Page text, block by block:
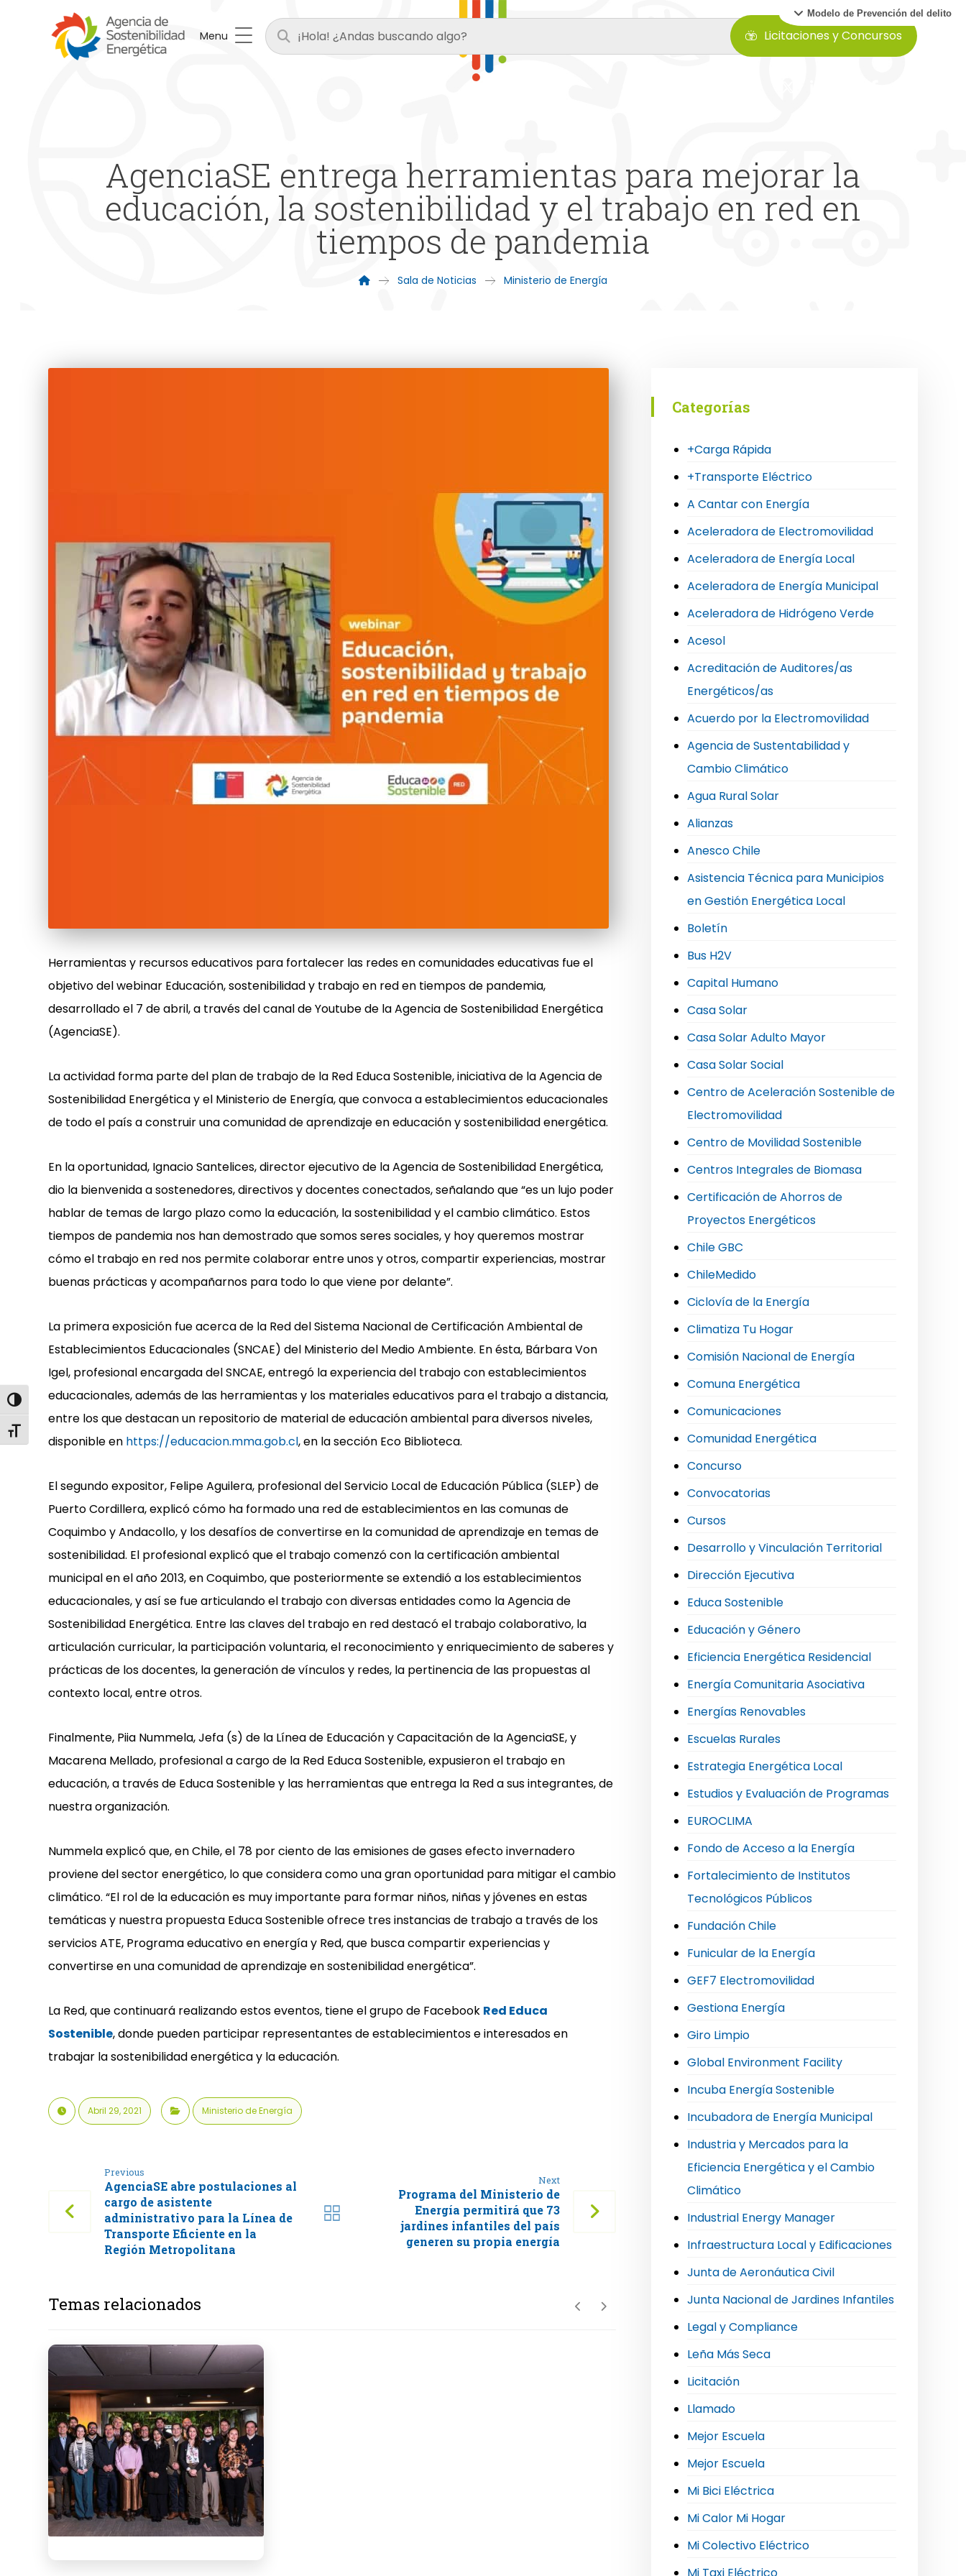
Alternar alto contraste
Alternar tamaño de letra
Modelo de Prevención del delito
Menu Licitaciones y Concursos
AgenciaSE entrega herramientas para mejorar la
educación, la sostenibilidad y el trabajo en red en
tiempos de pandemia
Sala de Noticias Ministerio de Energía
Herramientas y recursos educativos para fortalecer las redes en comunidades educativas fue el
objetivo del webinar Educación, sostenibilidad y trabajo en red en tiempos de pandemia,
desarrollado el 7 de abril, a través del canal de Youtube de la Agencia de Sostenibilidad Energética
(AgenciaSE).
La actividad forma parte del plan de trabajo de la Red Educa Sostenible, iniciativa de la Agencia de
Sostenibilidad Energética y el Ministerio de Energía, que convoca a establecimientos educacionales
de todo el país a construir una comunidad de aprendizaje en educación y sostenibilidad energética.
En la oportunidad, Ignacio Santelices, director ejecutivo de la Agencia de Sostenibilidad Energética,
dio la bienvenida a sostenedores, directivos y docentes conectados, señalando que “es un lujo poder
hablar de temas de largo plazo como la educación, la sostenibilidad y el cambio climático. Estos
tiempos de pandemia nos han demostrado que somos seres sociales, y hoy queremos mostrar
cómo el trabajo en red nos permite colaborar entre unos y otros, compartir experiencias, mostrar
buenas prácticas y acompañarnos para todo lo que viene por delante”.
La primera exposición fue acerca de la Red del Sistema Nacional de Certificación Ambiental de
Establecimientos Educacionales (SNCAE) del Ministerio del Medio Ambiente. En ésta, Bárbara Von
Igel, profesional encargada del SNCAE, entregó la experiencia del trabajo con establecimientos
educacionales, además de las herramientas y los materiales educativos para el trabajo a distancia,
entre los que destacan un repositorio de material de educación ambiental para diversos niveles,
disponible en https://educacion.mma.gob.cl,en la sección Eco Biblioteca.
El segundo expositor, Felipe Aguilera, profesional del Servicio Local de Educación Pública (SLEP) de
Puerto Cordillera, explicó cómo ha formado una red de establecimientos en las comunas de
Coquimbo y Andacollo, y los desafíos de convertirse en la comunidad de aprendizaje en temas de
sostenibilidad. El profesional explicó que el trabajo comenzó con la certificación ambiental
municipal en el año 2013, en Coquimbo, que posteriormente se extendió a los establecimientos
educacionales, y así se fue articulando el trabajo con diversas entidades como la Agencia de
Sostenibilidad Energética. Entre las claves del trabajo en red destacó el trabajo colaborativo, la
articulación curricular, la participación voluntaria, el reconocimiento y enriquecimiento de saberes y
prácticas de los docentes, la generación de vínculos y redes, la pertinencia de las propuestas al
contexto local, entre otros.
Finalmente, Piia Nummela, Jefa (s) de la Línea de Educación y Capacitación de la AgenciaSE, y
Macarena Mellado, profesional a cargo de la Red Educa Sostenible, expusieron el trabajo en
educación, a través de Educa Sostenible y las herramientas que entrega la Red a sus integrantes, de
nuestra organización.
Nummela explicó que, en Chile, el 78 por ciento de las emisiones de gases efecto invernadero
proviene del sector energético, lo que considera como una gran oportunidad para mitigar el cambio
climático. “El rol de la educación es muy importante para formar niños, niñas y jóvenes en estas
temáticas y nuestra propuesta Educa Sostenible ofrece tres instancias de trabajo a través de los
servicios ATE, Programa educativo en energía y Red, que busca compartir experiencias y
convertirse en una comunidad de aprendizaje en sostenibilidad energética”.
La Red, que continuará realizando estos eventos, tiene el grupo de Facebook Red Educa
Sostenible, donde pueden participar representantes de establecimientos e interesados en
trabajar la sostenibilidad energética y la educación.
Abril 29, 2021 Ministerio de Energía
Previous
AgenciaSE abre postulaciones al
cargo de asistente
administrativo para la Línea de
Transporte Eficiente en la
Región Metropolitana
Next
Programa del Ministerio de
Energía permitirá que 73
jardines infantiles del país
generen su propia energía
Temas relacionados
Categorías
+Carga Rápida
+Transporte Eléctrico
A Cantar con Energía
Aceleradora de Electromovilidad
Aceleradora de Energía Local
Aceleradora de Energía Municipal
Aceleradora de Hidrógeno Verde
Acesol
Acreditación de Auditores/as
Energéticos/as
Acuerdo por la Electromovilidad
Agencia de Sustentabilidad y
Cambio Climático
Agua Rural Solar
Alianzas
Anesco Chile
Asistencia Técnica para Municipios
en Gestión Energética Local
Boletín
Bus H2V
Capital Humano
Casa Solar
Casa Solar Adulto Mayor
Casa Solar Social
Centro de Aceleración Sostenible de
Electromovilidad
Centro de Movilidad Sostenible
Centros Integrales de Biomasa
Certificación de Ahorros de
Proyectos Energéticos
Chile GBC
ChileMedido
Ciclovía de la Energía
Climatiza Tu Hogar
Comisión Nacional de Energía
Comuna Energética
Comunicaciones
Comunidad Energética
Concurso
Convocatorias
Cursos
Desarrollo y Vinculación Territorial
Dirección Ejecutiva
Educa Sostenible
Educación y Género
Eficiencia Energética Residencial
Energía Comunitaria Asociativa
Energías Renovables
Escuelas Rurales
Estrategia Energética Local
Estudios y Evaluación de Programas
EUROCLIMA
Fondo de Acceso a la Energía
Fortalecimiento de Institutos
Tecnológicos Públicos
Fundación Chile
Funicular de la Energía
GEF7 Electromovilidad
Gestiona Energía
Giro Limpio
Global Environment Facility
Incuba Energía Sostenible
Incubadora de Energía Municipal
Industria y Mercados para la
Eficiencia Energética y el Cambio
Climático
Industrial Energy Manager
Infraestructura Local y Edificaciones
Junta de Aeronáutica Civil
Junta Nacional de Jardines Infantiles
Legal y Compliance
Leña Más Seca
Licitación
Llamado
Mejor Escuela
Mejor Escuela
Mi Bici Eléctrica
Mi Calor Mi Hogar
Mi Colectivo Eléctrico